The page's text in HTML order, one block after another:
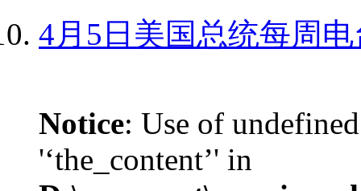
4月5日美国总统每周
Notice: Use of
'‘the_content’' in